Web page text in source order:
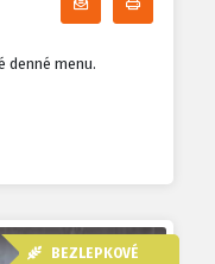
Odoberať
denné menu.
BEZLEPKOVÉ